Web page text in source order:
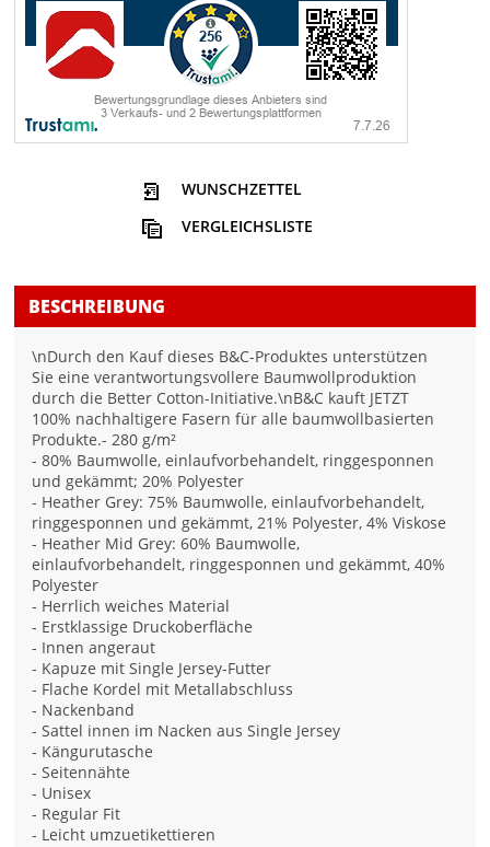
WUNSCHZETTEL
VERGLEICHSLISTE
BESCHREIBUNG
\nDurch den Kauf dieses B&C-Produktes unterstützen
Sie eine verantwortungsvollere Baumwollproduktion
durch die Better Cotton-Initiative.\nB&C kauft JETZT
100% nachhaltigere Fasern für alle baumwollbasierten
Produkte.- 280 g/m²
- 80% Baumwolle, einlaufvorbehandelt, ringgesponnen
und gekämmt; 20% Polyester
- Heather Grey: 75% Baumwolle, einlaufvorbehandelt,
ringgesponnen und gekämmt, 21% Polyester, 4% Viskose
- Heather Mid Grey: 60% Baumwolle,
einlaufvorbehandelt, ringgesponnen und gekämmt, 40%
Polyester
- Herrlich weiches Material
- Erstklassige Druckoberfläche
- Innen angeraut
- Kapuze mit Single Jersey-Futter
- Flache Kordel mit Metallabschluss
- Nackenband
- Sattel innen im Nacken aus Single Jersey
- Kängurutasche
- Seitennähte
- Unisex
- Regular Fit
- Leicht umzuetikettieren